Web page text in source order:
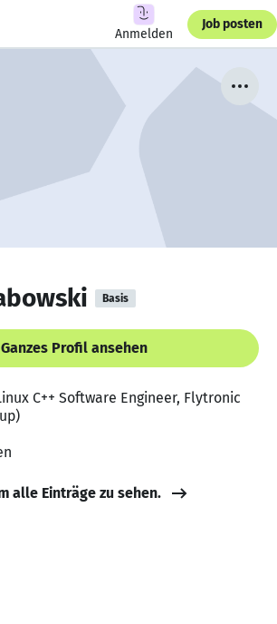
Anmelden
Job posten
Basis
Ganzes Profil ansehen
C++ Software Engineer, Flytronic
alle Einträge zu sehen.